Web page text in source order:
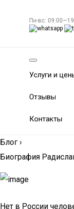
Пн-вс:
Услуги и
Отзывы
Контакты
Блог ›
Биография
Нет в России